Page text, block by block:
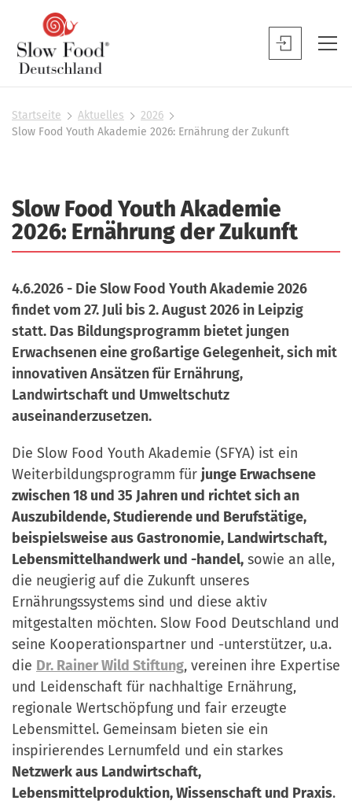
o
w
F
o
e
u
t
c
h
l
a
n
d
S
F
B
e
u
t
z
e
m
e
l
d
u
n
S
n
d
h
i
r
Startseite Aktuelles
2026
Slow Food Youth Akademie 2026: Ernährung der Zukunft
Slow Food Youth Akademie
2026: Ernährung der Zukunft
4.6.2026 - Die Slow Food Youth Akademie 2026
findet vom 27. Juli bis 2. August 2026 in Leipzig
statt. Das Bildungsprogramm bietet jungen
Erwachsenen eine großartige Gelegenheit, sich mit
innovativen Ansätzen für Ernährung,
Landwirtschaft und Umweltschutz
auseinanderzusetzen.
Die Slow Food Youth Akademie (SFYA) ist ein
Weiterbildungsprogramm für junge Erwachsene
zwischen 18 und 35 Jahren und richtet sich an
Auszubildende, Studierende und Berufstätige,
beispielsweise aus Gastronomie, Landwirtschaft,
Lebensmittelhandwerk und -handel, sowie an alle,
die neugierig auf die Zukunft unseres
Ernährungssystems sind und diese aktiv
mitgestalten möchten. Slow Food Deutschland und
seine Kooperationspartner und -unterstützer, u.a.
die Dr. Rainer Wild Stiftung, vereinen ihre Expertise
und Leidenschaft für nachhaltige Ernährung,
regionale Wertschöpfung und fair erzeugte
Lebensmittel. Gemeinsam bieten sie ein
inspirierendes Lernumfeld und ein starkes
Netzwerk aus Landwirtschaft,
Lebensmittelproduktion, Wissenschaft und Praxis.